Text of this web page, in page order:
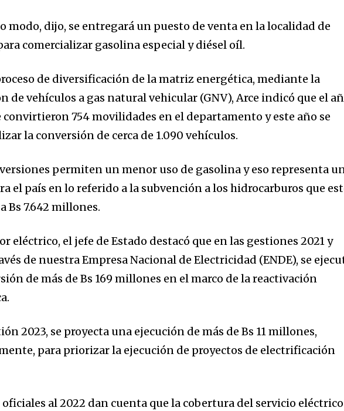
modo, dijo, se entregará un puesto de venta en la localidad de
comercializar gasolina especial y diésel oíl.
de diversificación de la matriz energética, mediante la
de vehículos a gas natural vehicular (GNV), Arce indicó que el
convirtieron 754 movilidades en el departamento y este año se
la conversión de cerca de 1.090 vehículos.
permiten un menor uso de gasolina y eso representa
el país en lo referido a la subvención a los hidrocarburos que
Bs 7.642 millones.
eléctrico, el jefe de Estado destacó que en las gestiones 2021 y
de nuestra Empresa Nacional de Electricidad (ENDE), se
de más de Bs 169 millones en el marco de la reactivación
2023, se proyecta una ejecución de más de Bs 11 millones,
para priorizar la ejecución de proyectos de electrificación
oficiales al 2022 dan cuenta que la cobertura del servicio